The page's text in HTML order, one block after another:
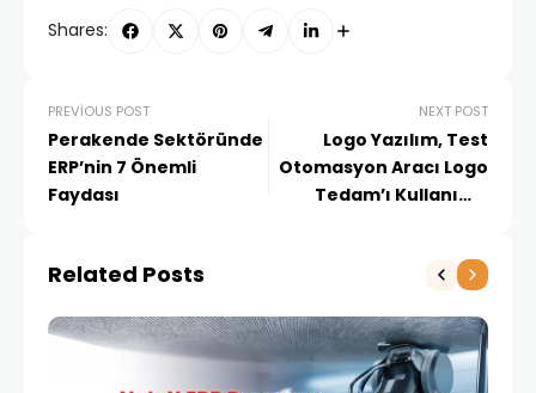
Shares:
PREVIOUS POST
Perakende Sektöründe
ERP’nin 7 Önemli
Faydası
NEXT POST
Logo Yazılım, Test
Otomasyon Aracı Logo
Tedam’ı Kullanıma
Related Posts